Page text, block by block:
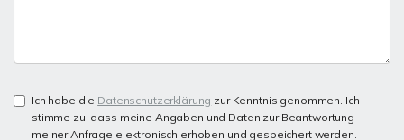
Ich habe die Datenschutzerklärung zur Kenntnis genommen. Ich
stimme zu, dass meine Angaben und Daten zur Beantwortung
meiner Anfrage elektronisch erhoben und gespeichert werden.